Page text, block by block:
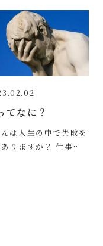
てなに？
は人生の中で失敗を
りますか？ 仕事で